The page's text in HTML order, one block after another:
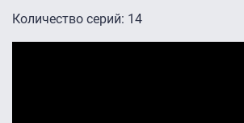
Количество серий: 14